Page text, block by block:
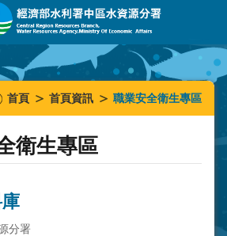
首頁 首頁資訊 職業安全衛生專區
衛生專區
分署